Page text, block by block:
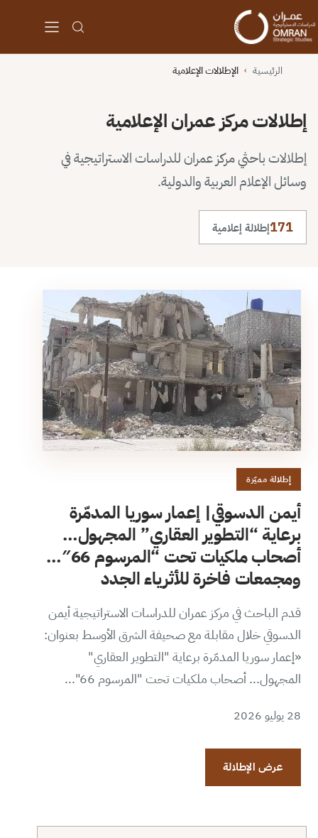
الرئيسية › الإطلالات الإعلامية
إطلالات مركز عمران الإعلامية
إطلالات باحثي مركز عمران للدراسات الاستراتيجية في
وسائل الإعلام العربية والدولية.
171إطلالة إعلامية
إطلالة مميّزة
أيمن الدسوقي| إعمار سوريا المدمّرة
برعاية “التطوير العقاري” المجهول…
أصحاب ملكيات تحت “المرسوم 66″…
ومجمعات فاخرة للأثرياء الجدد
قدم الباحث في مركز عمران للدراسات الاستراتيجية أيمن
الدسوقي خلال مقابلة مع صحيفة الشرق الأوسط بعنوان:
«إعمار سوريا المدمّرة برعاية "التطوير العقاري"
المجهول... أصحاب ملكيات تحت "المرسوم 66"...
28 يوليو 2026
عرض الإطلالة